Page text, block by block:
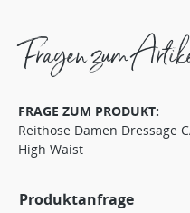
Fragen zum
FRAGE ZUM PRODUKT:
Reithose Damen Dressage
High Waist
Produktanfrage